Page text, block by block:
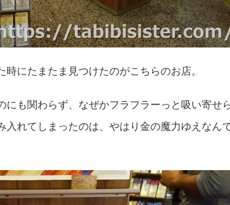
にたまたま見つけたのがこちらのお店。
にも関わらず、なぜかフラフラーっと吸い寄せ
入れてしまったのは、やはり金の魔力ゆえなん